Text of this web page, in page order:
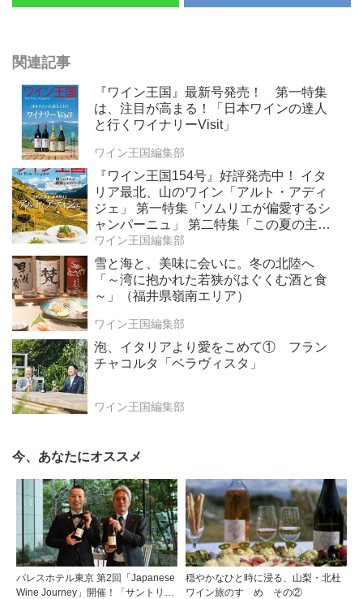
関連記事
『ワイン王国』最新号発売！ 第一特集
は、注目が高まる！「日本ワインの達人
と行くワイナリーVisit」
ワイン王国編集部
『ワイン王国154号』好評発売中！ イタ
リア最北、山のワイン「アルト・アディ
ジェ」 第一特集「ソムリエが偏愛するシ
ャンパーニュ」 第二特集「この夏の主
役！ ナチュラルなロゼワイン」
ワイン王国編集部
雪と海と、美味に会いに。冬の北陸へ
「～湾に抱かれた若狭がはぐくむ酒と食
～」（福井県嶺南エリア）
ワイン王国編集部
泡、イタリアより愛をこめて① フラン
チャコルタ「ベラヴィスタ」
ワイン王国編集部
今、あなたにオススメ
パレスホテル東京 第2回「Japanese
Wine Journey」開催！「サントリー
穏やかなひと時に浸る、山梨・北杜
ワイン旅のすゝめ その②